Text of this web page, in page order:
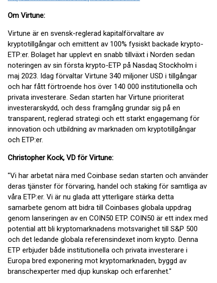
Om Virtune:
Virtune är en svensk-reglerad kapitalförvaltare av
kryptotillgångar och emittent av 100% fysiskt backade krypto-
ETP:er. Bolaget har upplevt en snabb tillväxt i Norden sedan
noteringen av sin första krypto-ETP på Nasdaq Stockholm i
maj 2023. Idag förvaltar Virtune 340 miljoner USD i tillgångar
och har fått förtroende hos över 140 000 institutionella och
privata investerare. Sedan starten har Virtune prioriterat
investerarskydd, och dess framgång grundar sig på en
transparent, reglerad strategi och ett starkt engagemang för
innovation och utbildning av marknaden om kryptotillgångar
och ETP:er.
Christopher Kock, VD för Virtune:
"Vi har arbetat nära med Coinbase sedan starten och använder
deras tjänster för förvaring, handel och staking för samtliga av
våra ETP:er. Vi är nu glada att ytterligare stärka detta
samarbete genom att bidra till Coinbases globala uppdrag
genom lanseringen av en COIN50 ETP. COIN50 är ett index med
potential att bli kryptomarknadens motsvarighet till S&P 500
och det ledande globala referensindexet inom krypto. Denna
ETP erbjuder både institutionella och privata investerare i
Europa bred exponering mot kryptomarknaden, byggd av
branschexperter med djup kunskap och erfarenhet."